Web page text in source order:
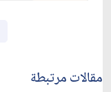
مقالات مرتبطة